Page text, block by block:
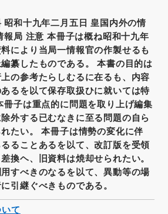
昭和十九年二月五日 皇国内外の情
報局 注意 本冊子は概ね昭和十九年
により当局一情報官の作製せるも
纂したものである。 本書の目的は
の参考たらしむるに在るも、内容
るを以て保存取扱ひに就いては特
冊子は重点的に問題を取り上げ編集
外する已むなきに至る問題の自ら
たい。 本冊子は情勢の変化に伴
ることあるを以て、改訂版を受領
換ヘ、旧資料は焼却せられたい。
すべきのなるを以て、異動等の場
引継ぐべきものである。
て